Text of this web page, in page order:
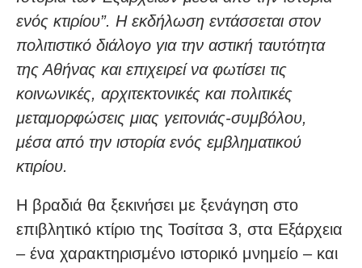
ενός κτιρίου”. Η εκδήλωση εντάσσεται στον
πολιτιστικό διάλογο για την αστική ταυτότητα
της Αθήνας και επιχειρεί να φωτίσει τις
κοινωνικές, αρχιτεκτονικές και πολιτικές
μεταμορφώσεις μιας γειτονιάς-συμβόλου,
μέσα από την ιστορία ενός εμβληματικού
κτιρίου.
Η βραδιά θα ξεκινήσει με ξενάγηση στο
επιβλητικό κτίριο της Τοσίτσα 3, στα Εξάρχεια
– ένα χαρακτηρισμένο ιστορικό μνημείο – και